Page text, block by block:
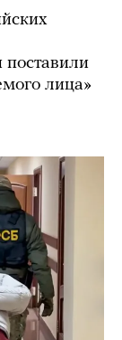
поставили
лица»